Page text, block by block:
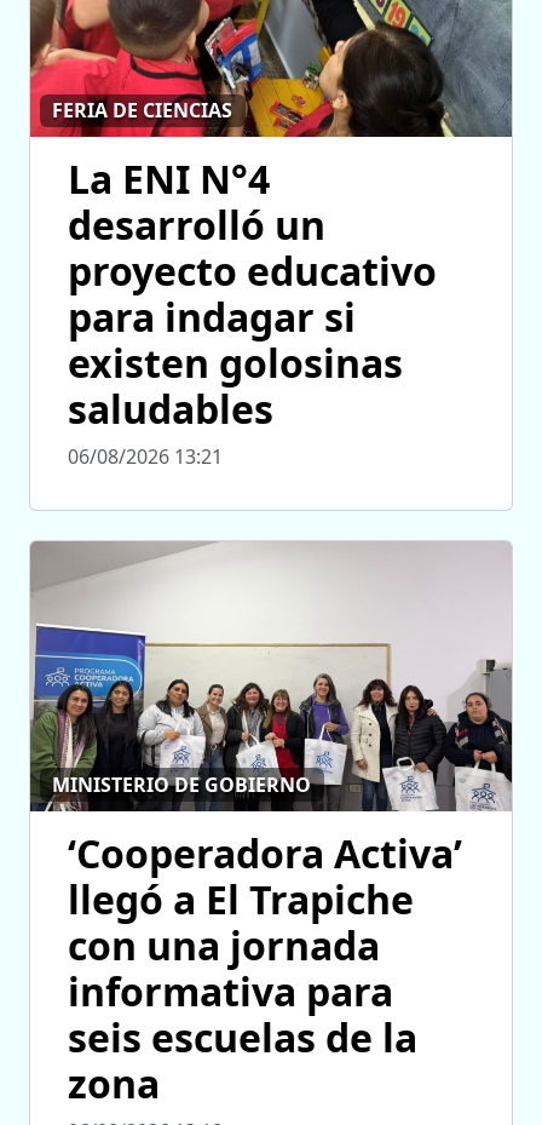
FERIA DE CIENCIAS
La ENI N°4
desarrolló un
proyecto educativo
para indagar si
existen golosinas
saludables
06/08/2026 13:21
MINISTERIO DE GOBIERNO
‘Cooperadora Activa’
llegó a El Trapiche
con una jornada
informativa para
seis escuelas de la
zona